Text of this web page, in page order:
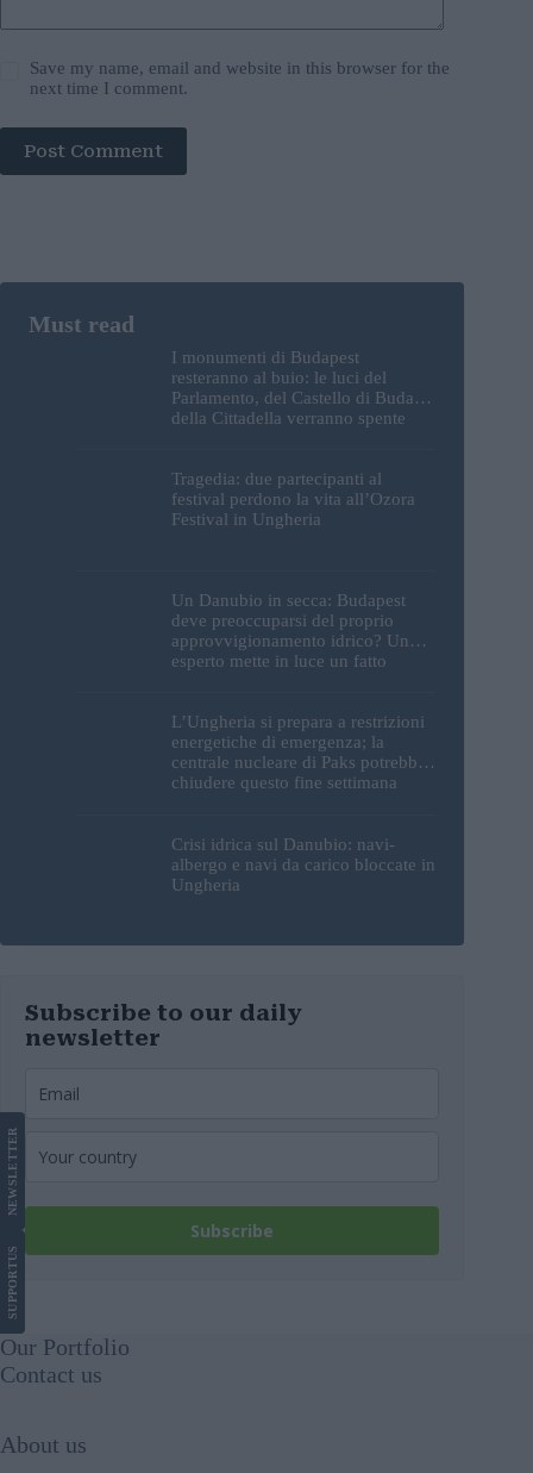
Save my name, email and website in this browser for the
next time I comment.
Post Comment
I monumenti di Budapest
resteranno al buio: le luci del
Parlamento, del Castello di Buda e
della Cittadella verranno spente
Tragedia: due partecipanti al
festival perdono la vita all’Ozora
Festival in Ungheria
Un Danubio in secca: Budapest
deve preoccuparsi del proprio
approvvigionamento idrico? Un
esperto mette in luce un fatto
L’Ungheria si prepara a restrizioni
energetiche di emergenza; la
centrale nucleare di Paks potrebbe
chiudere questo fine settimana
Crisi idrica sul Danubio: navi-
albergo e navi da carico bloccate in
Ungheria
Subscribe to our daily
newsletter
Subscribe
SUPPORT
US
NEWS
LETTER
Our Portfolio
Contact us
About us